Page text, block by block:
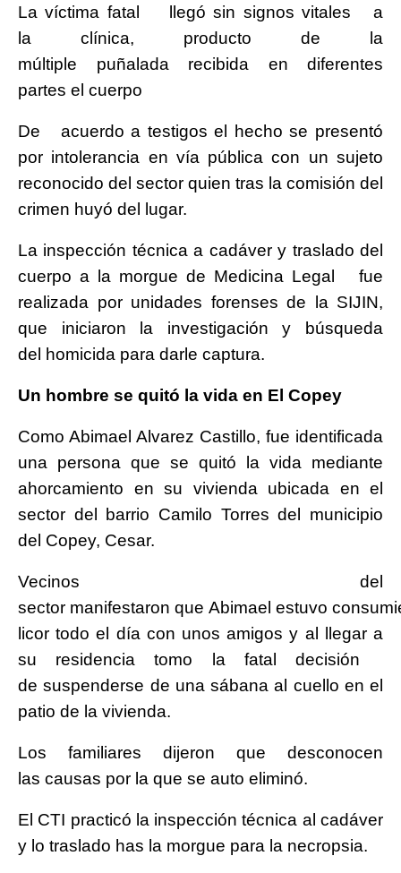
La víctima fatal llegó sin signos vitales a
la clínica, producto de la
múltiple puñalada recibida en diferentes
partes el cuerpo
De acuerdo a testigos el hecho se presentó
por intolerancia en vía pública con un sujeto
reconocido del sector quien tras la comisión del
crimen huyó del lugar.
La inspección técnica a cadáver y traslado del
cuerpo a la morgue de Medicina Legal fue
realizada por unidades forenses de la SIJIN,
que iniciaron la investigación y búsqueda
del homicida para darle captura.
Un hombre se quitó la vida en El Copey
Como Abimael Alvarez Castillo, fue identificada
una persona que se quitó la vida mediante
ahorcamiento en su vivienda ubicada en el
sector del barrio Camilo Torres del municipio
del Copey, Cesar.
Vecinos del
sector manifestaron que Abimael estuvo
licor todo el día con unos amigos y al llegar a
su residencia tomo la fatal decisión
de suspenderse de una sábana al cuello en el
patio de la vivienda.
Los familiares dijeron que desconocen
las causas por la que se auto eliminó.
El CTI practicó la inspección técnica al cadáver
y lo traslado has la morgue para la necropsia.